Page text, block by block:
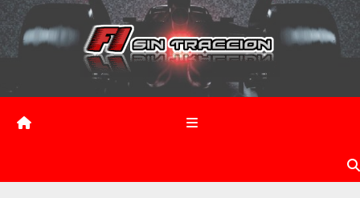
Saltar
contenido